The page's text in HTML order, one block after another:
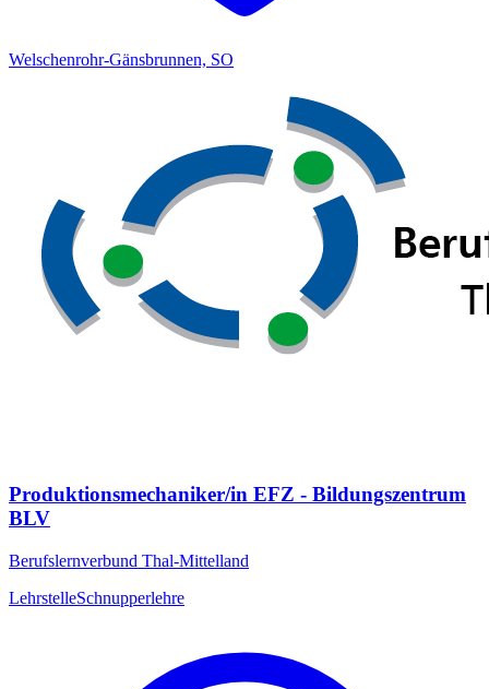
Welschenrohr-Gänsbrunnen, SO
Produktionsmechaniker/in EFZ - Bildungszentrum
BLV
Berufslernverbund Thal-Mittelland
LehrstelleSchnupperlehre